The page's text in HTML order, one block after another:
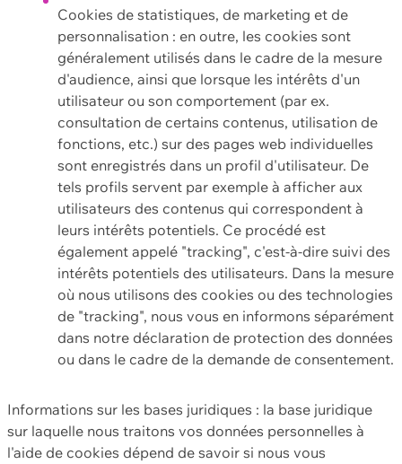
Cookies de statistiques, de marketing et de
personnalisation : en outre, les cookies sont
généralement utilisés dans le cadre de la mesure
d'audience, ainsi que lorsque les intérêts d'un
utilisateur ou son comportement (par ex.
consultation de certains contenus, utilisation de
fonctions, etc.) sur des pages web individuelles
sont enregistrés dans un profil d'utilisateur. De
tels profils servent par exemple à afficher aux
utilisateurs des contenus qui correspondent à
leurs intérêts potentiels. Ce procédé est
également appelé "tracking", c'est-à-dire suivi des
intérêts potentiels des utilisateurs. Dans la mesure
où nous utilisons des cookies ou des technologies
de "tracking", nous vous en informons séparément
dans notre déclaration de protection des données
ou dans le cadre de la demande de consentement.
Informations sur les bases juridiques : la base juridique
sur laquelle nous traitons vos données personnelles à
l'aide de cookies dépend de savoir si nous vous